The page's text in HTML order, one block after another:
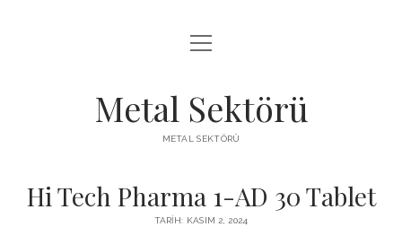
LISTE
SPOTIFY TAKIPÇI KAZANMA
menüyü
aç
Metal Sektörü
METAL SEKTÖRÜ
Hi Tech Pharma 1-AD 30 Tablet
TARIH: KASIM 2, 2024